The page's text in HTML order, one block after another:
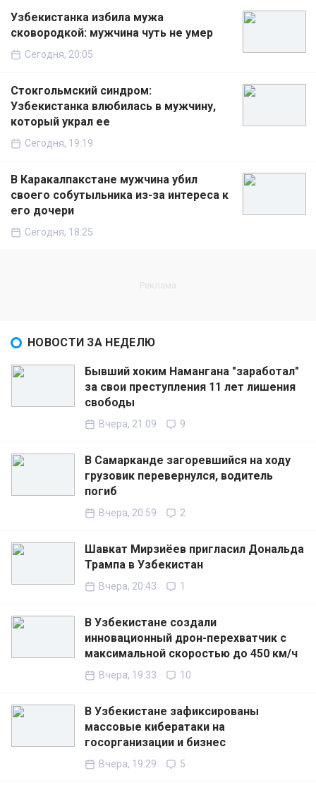
Узбекистанка избила мужа
сковородкой: мужчина чуть не умер
Сегодня, 20:05
Стокгольмский синдром:
Узбекистанка влюбилась в мужчину,
который украл ее
Сегодня, 19:19
В Каракалпакстане мужчина убил
своего собутыльника из-за интереса к
его дочери
Сегодня, 18:25
НОВОСТИ ЗА НЕДЕЛЮ
Бывший хоким Намангана "заработал"
за свои преступления 11 лет лишения
свободы
Вчера, 21:09 9
В Самарканде загоревшийся на ходу
грузовик перевернулся, водитель
погиб
Вчера, 20:59 2
Шавкат Мирзиёев пригласил Дональда
Трампа в Узбекистан
Вчера, 20:43 1
В Узбекистане создали
инновационный дрон-перехватчик с
максимальной скоростью до 450 км/ч
Вчера, 19:33 10
В Узбекистане зафиксированы
массовые кибератаки на
госорганизации и бизнес
Вчера, 19:29 5